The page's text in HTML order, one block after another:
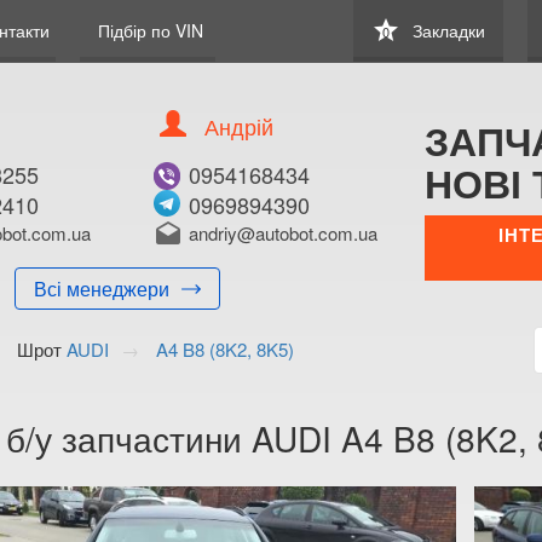
Підбір по VIN star
0 Закладки
Всі менеджери
Андрій
0954168434
0969894390
drafts andriy@autobot.com.ua
НОВІ
ШротAUDI
A4 B8 (8K2, 8K5)
б/у запчастини AUDI A4 B8 (8K2,